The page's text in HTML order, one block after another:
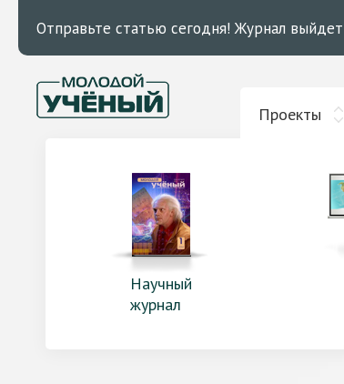
Отправьте статью сегодня! Журнал выйдет
Проекты
Научный
журнал